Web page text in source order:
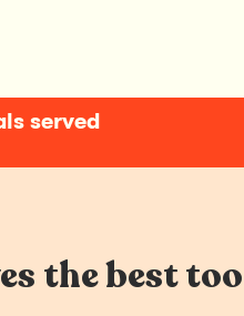
served
the best too